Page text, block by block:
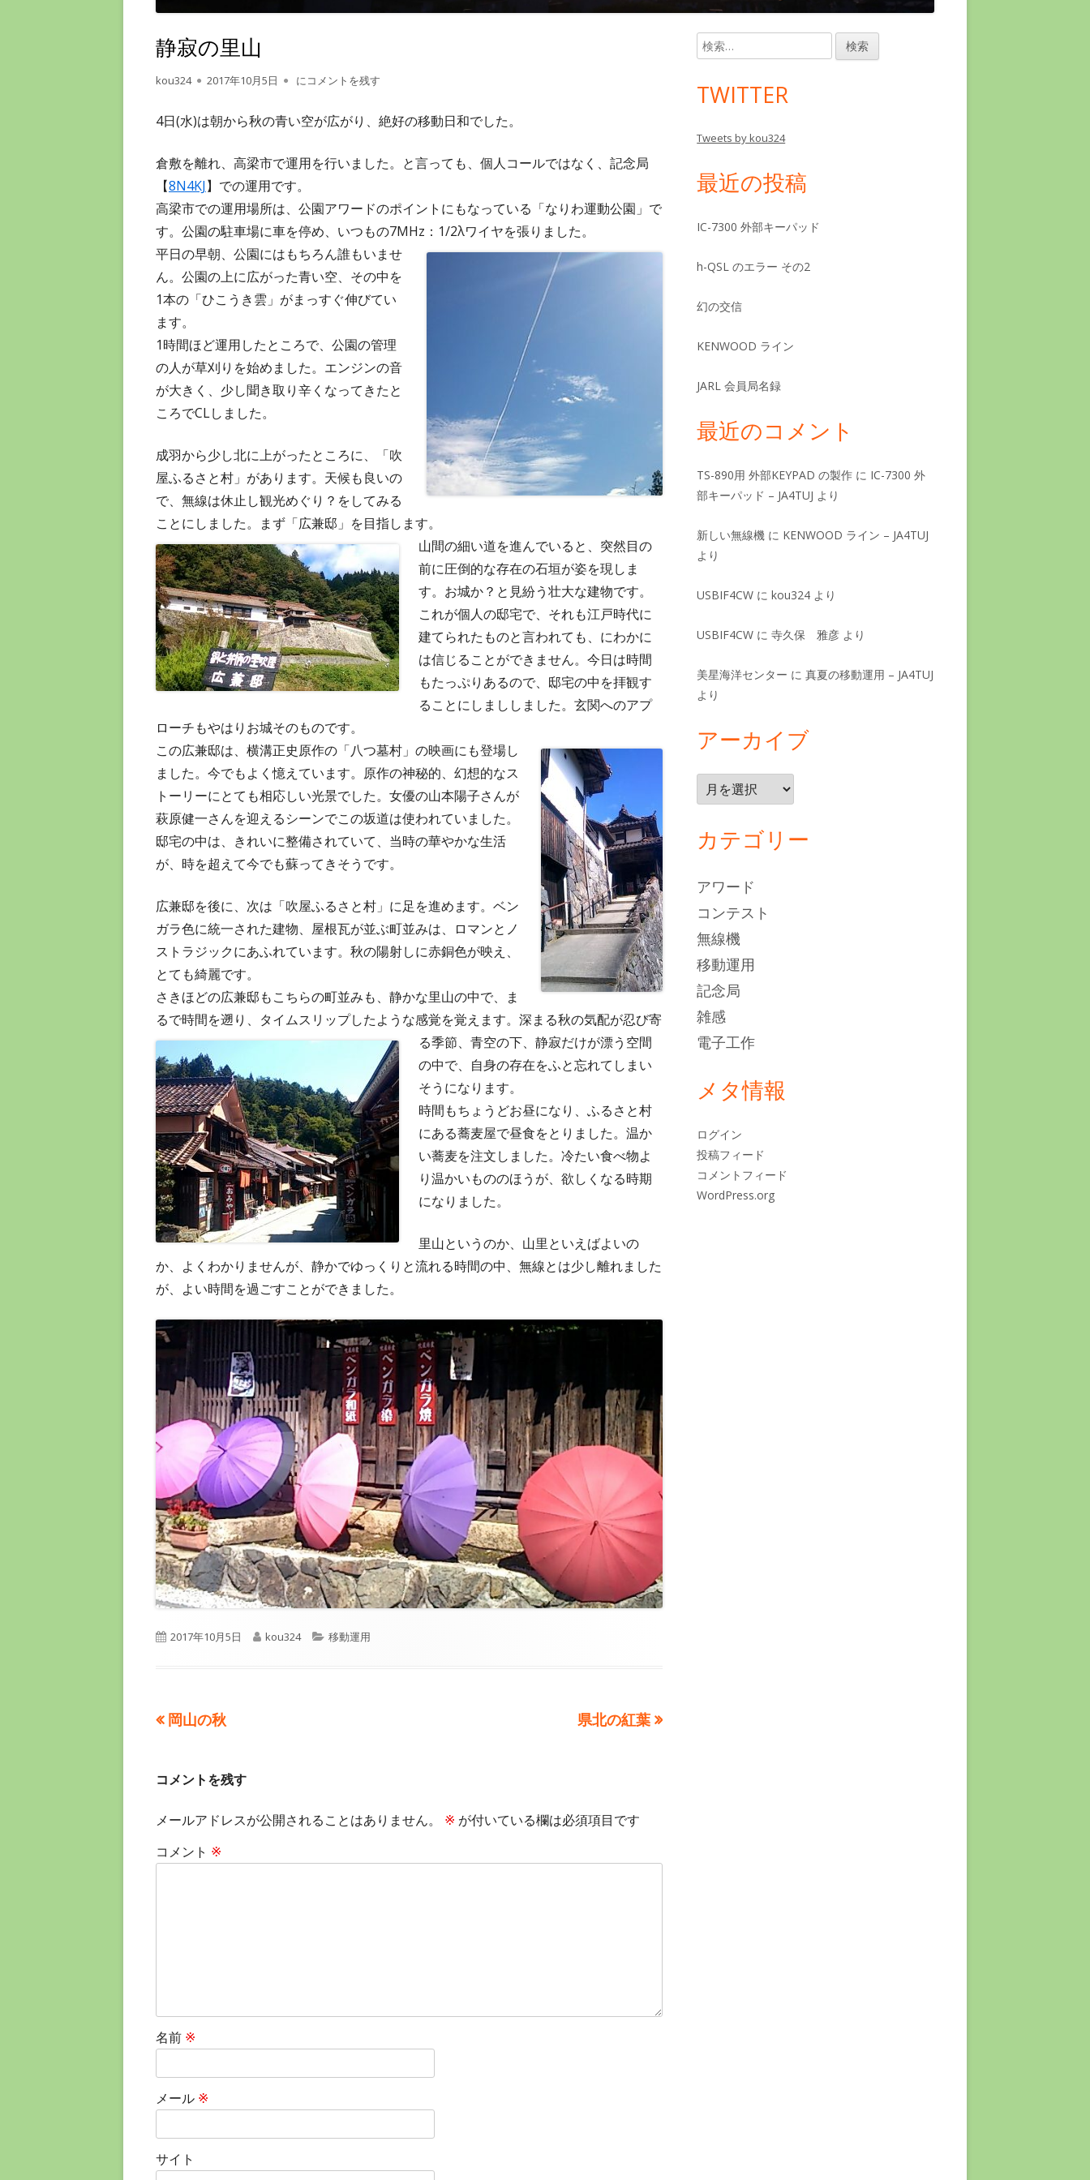
静寂の里山
作
者
kou324
公
日
2017年10月5日 静寂の里山
にコメントを残す
4日(水)は朝から秋の青い空が広がり、絶好の移動日和でした。
倉敷を離れ、高梁市で運用を行いました。と言っても、個人コールではなく、記念局
【8N4KJ】での運用です。
高梁市での運用場所は、公園アワードのポイントにもなっている「なりわ運動公園」で
す。公園の駐車場に車を停め、いつもの7MHz：1/2λワイヤを張りました。
平日の早朝、公園にはもちろん誰もいませ
ん。公園の上に広がった青い空、その中を
1本の「ひこうき雲」がまっすぐ伸びてい
ます。
1時間ほど運用したところで、公園の管理
の人が草刈りを始めました。エンジンの音
が大きく、少し聞き取り辛くなってきたと
ころでCLしました。
成羽から少し北に上がったところに、「吹
屋ふるさと村」があります。天候も良いの
で、無線は休止し観光めぐり？をしてみる
ことにしました。まず「広兼邸」を目指します。
山間の細い道を進んでいると、突然目の
前に圧倒的な存在の石垣が姿を現しま
す。お城か？と見紛う壮大な建物です。
これが個人の邸宅で、それも江戸時代に
建てられたものと言われても、にわかに
は信じることができません。今日は時間
もたっぷりあるので、邸宅の中を拝観す
ることにしまししました。玄関へのアプ
ローチもやはりお城そのものです。
この広兼邸は、横溝正史原作の「八つ墓村」の映画にも登場し
ました。今でもよく憶えています。原作の神秘的、幻想的なス
トーリーにとても相応しい光景でした。女優の山本陽子さんが
萩原健一さんを迎えるシーンでこの坂道は使われていました。
邸宅の中は、きれいに整備されていて、当時の華やかな生活
が、時を超えて今でも蘇ってきそうです。
広兼邸を後に、次は「吹屋ふるさと村」に足を進めます。ベン
ガラ色に統一された建物、屋根瓦が並ぶ町並みは、ロマンとノ
ストラジックにあふれています。秋の陽射しに赤銅色が映え、
とても綺麗です。
さきほどの広兼邸もこちらの町並みも、静かな里山の中で、ま
るで時間を遡り、タイムスリップしたような感覚を覚え ます。深まる秋の気配が忍び寄
る季節、青空の下、静寂だけが漂う空間
の中で、自身の存在をふと忘れてしまい
そうになります。
時間もちょうどお昼になり、ふるさと村
にある蕎麦屋で昼食をとりました。温か
い蕎麦を注文しました。冷たい食べ物よ
り温かいもののほうが、欲しくなる時期
になりました。
里山というのか、山里といえばよいの
か、よくわかりませんが、静かでゆっくりと流れる時間の中、無線とは少し離れました
が、よい時間を過ごすことができました。
公
2017年10月5日
作
kou324
カ
移動運用
投
ビ
ゲ
前
事:
岡山の秋
次
県北の紅葉
コメントを残す
メールアドレスが公開されることはありません。 ※ が付いている欄は必須項目です
コメント ※
名前 ※
メール ※
サイト
メ
イ
イ
ド
バ
検
索:
TWITTER
Tweets by kou324
最近の投稿
IC-7300 外部キーパッド
h-QSL のエラー その2
幻の交信
KENWOOD ライン
JARL 会員局名録
最近のコメント
TS-890用 外部KEYPAD の製作 に IC-7300 外
部キーパッド – JA4TUJ より
新しい無線機 に KENWOOD ライン – JA4TUJ
より
USBIF4CW にkou324 より
USBIF4CW に寺久保 雅彦 より
美星海洋センター に真夏の移動運用 – JA4TUJ
より
アーカイブ
ア
ー
カ
イ
カテゴリー
アワード
コンテスト
無線機
移動運用
記念局
雑感
電子工作
メタ情報
ログイン
投稿フィード
コメントフィード
WordPress.org